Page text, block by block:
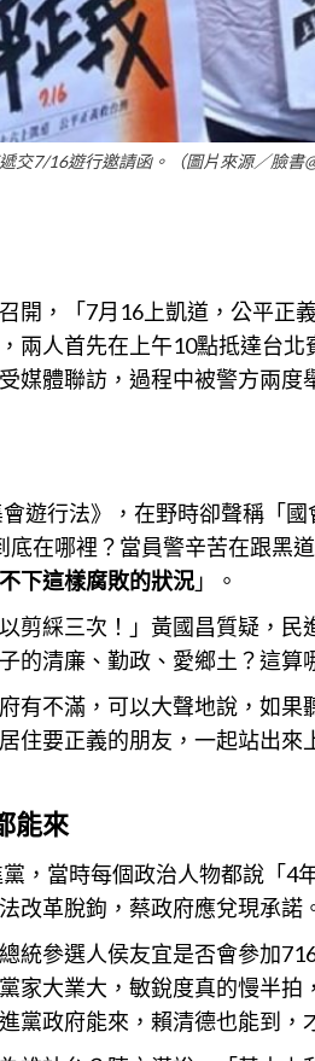
交7/16遊行邀請函。（圖片來源／臉書@
開，「7月16上凱道，公平正
兩人首先在上午10點抵達台北
媒體聯訪，過程中被警方兩度
遊行法》，在野時卻聲稱「
在哪裡？當員警辛苦在跟黑道
下這樣腐敗的狀況 」。
剪綵三次！」黃國昌質疑，民
的清廉、勤政、愛鄉土？這算
有不滿，可以大聲地說，如果
住要正義的朋友，一起站出來
能來
，當時每個政治人物都說「4
改革脫鉤，蔡政府應兌現承諾
統參選人侯友宜是否會參加
家大業大，敏銳度真的慢半拍
黨政府能來，賴清德也能到，